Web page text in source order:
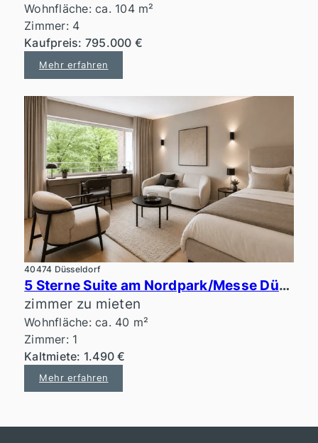
Wohnfläche: ca. 104 m²
Zimmer: 4
Kaufpreis: 795.000 €
Mehr erfahren
40474 Düsseldorf
5 Sterne Suite am Nordpark/Messe Düsseldorf
zimmer zu mieten
Wohnfläche: ca. 40 m²
Zimmer: 1
Kaltmiete: 1.490 €
Mehr erfahren